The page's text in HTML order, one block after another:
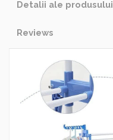
Detalii ale produsului
Reviews